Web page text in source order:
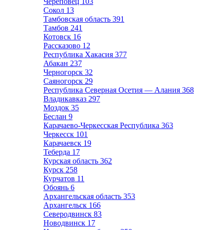
Сокол 13
Тамбовская область 391
Тамбов 241
Котовск 16
Рассказово 12
Республика Хакасия 377
Абакан 237
Черногорск 32
Саяногорск 29
Республика Северная Осетия — Алания 368
Владикавказ 297
Моздок 35
Беслан 9
Карачаево-Черкесская Республика 363
Черкесск 101
Карачаевск 19
Теберда 17
Курская область 362
Курск 258
Курчатов 11
Обоянь 6
Архангельская область 353
Архангельск 166
Северодвинск 83
Новодвинск 17